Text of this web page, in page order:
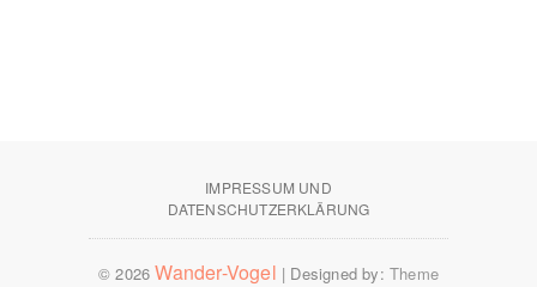
IMPRESSUM UND
DATENSCHUTZERKLÄRUNG
© 2026Wander-Vogel | Designed by: Theme